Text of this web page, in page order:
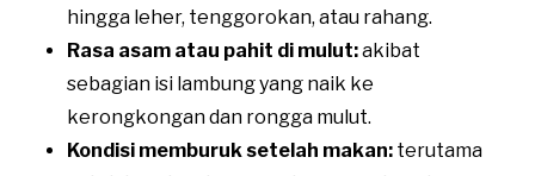
hingga leher, tenggorokan, atau rahang.
Rasa asam atau pahit di mulut:akibat
sebagian isi lambung yang naik ke
kerongkongan dan rongga mulut.
Kondisi memburuk setelah makan: terutama